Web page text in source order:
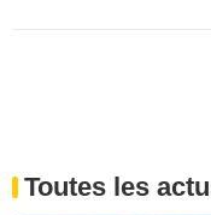
Toutes les